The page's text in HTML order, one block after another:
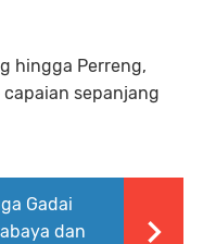
hingga Perreng,
sepanjang
Gadai
dan